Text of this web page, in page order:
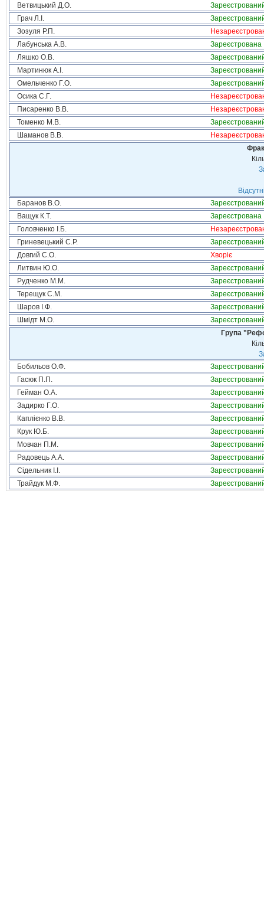
Ветвицький Д.О.
Грач Л.І.
Зозуля Р.П.
Лабунська А.В.
Зареєстрована
Ляшко О.В.
Мартинюк А.І.
Омельченко Г.О.
Осика С.Г.
Писаренко В.В.
Томенко М.В.
Шаманов В.В.
Баранов В.О.
Ващук К.Т.
Зареєстрована
Головченко І.Б.
Гриневецький С.Р.
Довгий С.О.
Хворіє
Литвин Ю.О.
Рудченко М.М.
Терещук С.М.
Шаров І.Ф.
Шмідт М.О.
Група
Бобильов О.Ф.
Гасюк П.П.
Гейман О.А.
Задирко Г.О.
Каплієнко В.В.
Крук Ю.Б.
Мовчан П.М.
Радовець А.А.
Сідельник І.І.
Трайдук М.Ф.